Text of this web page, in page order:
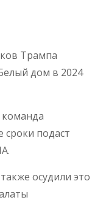
Трампа
дом в 2024
команда
подаст
осудили это